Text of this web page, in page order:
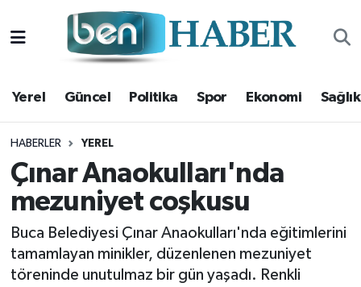
Yerel Güncel Politika Spor Ekonomi Sağlık
HABERLER YEREL
Çınar Anaokulları'nda
mezuniyet coşkusu
Buca Belediyesi Çınar Anaokulları'nda eğitimlerini
tamamlayan minikler, düzenlenen mezuniyet
töreninde unutulmaz bir gün yaşadı. Renkli
Yerel
Güncel
Politika
Spor
Ekonomi
Sağlık
Hava Durumu
Trafik Durumu
Süper Lig Puan Durumu ve Fikstür
Tüm Manşetler
Son Dakika Haberleri
Haber Arşivi